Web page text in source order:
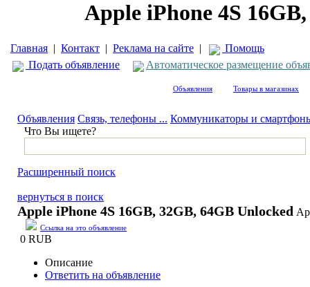
Apple iPhone 4S
Главная | Контакт | Реклама на сайте |
Помощь
Подать объявление
Автоматическое размещение
Объявления Товары в магазинах
Объявления Связь, телефоны ... Коммуникаторы и
Что Вы ищете?
Расширенный поиск
вернуться в поиск
Apple iPhone 4S 16GB, 32GB, 64GB Unlocked
Ссылка на это объявление
0 RUB
Описание
Ответить на объявление